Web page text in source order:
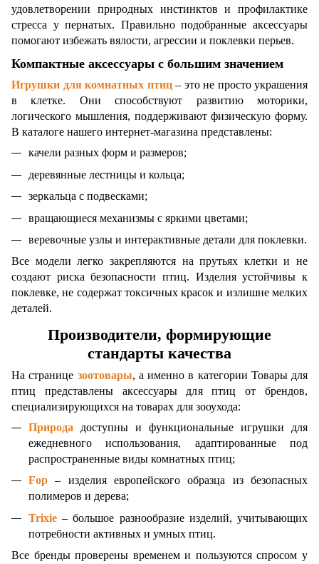
удовлетворении природных инстинктов и профилактике
стресса у пернатых. Правильно подобранные аксессуары
помогают избежать вялости, агрессии и поклевки перьев.
Компактные аксессуары с большим значением
Игрушки для комнатных птиц– это не просто украшения
в клетке. Они способствуют развитию моторики,
логического мышления, поддерживают физическую форму.
В каталоге нашего интернет-магазина представлены:
качели разных форм и размеров;
деревянные лестницы и кольца;
зеркальца с подвесками;
вращающиеся механизмы с яркими цветами;
веревочные узлы и интерактивные детали для поклевки.
Все модели легко закрепляются на прутьях клетки и не
создают риска безопасности птиц. Изделия устойчивы к
поклевке, не содержат токсичных красок и излишне мелких
деталей.
Производители, формирующие
стандарты качества
На странице зоотовары, а именно в категории Товары для
птиц представлены аксессуары для птиц от брендов,
специализирующихся на товарах для зооухода:
Природа доступны и функциональные игрушки для
ежедневного использования, адаптированные под
распространенные виды комнатных птиц;
Fop – изделия европейского образца из безопасных
полимеров и дерева;
Trixie – большое разнообразие изделий, учитывающих
потребности активных и умных птиц.
Все бренды проверены временем и пользуются спросом у